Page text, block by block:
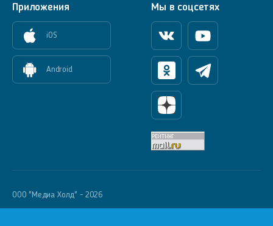
Приложения
iOS
Android
Мы в соцсетях
ВконтактеYoutube
ОдноклассникиТелеграм
Яндекс Дзен
OOO "Медиа Холд" - 2026